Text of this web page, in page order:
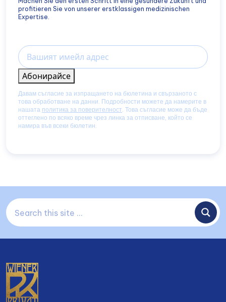
profitieren Sie von unserer erstklassigen medizinischen
Expertise.
Email
Абонирайсе
Давам съгласие за изпращането на бюлетина и свързаното с
това обработване на данни. Подробности можете да намерите в
нашата политика за поверителност. Това съгласие може да бъде
оттеглено по всяко време чрез линка за отписване, който се
намира във всеки бюлетин.